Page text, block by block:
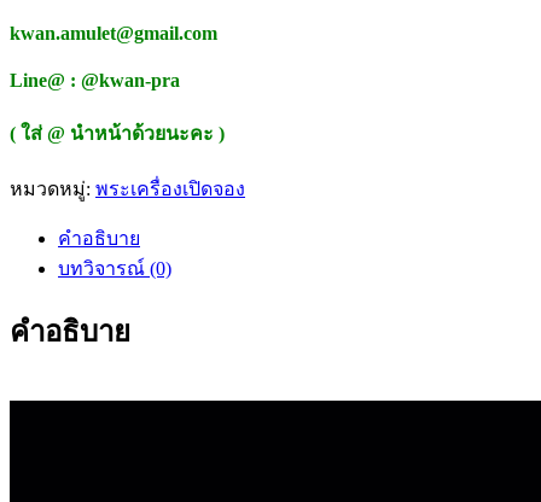
kwan.amulet@gmail.com
Line@ : @kwan-pra
( ใส่ @ นำหน้าด้วยนะคะ )
หมวดหมู่: พระเครื่องเปิดจอง
คำอธิบาย
บทวิจารณ์ (0)
คำอธิบาย